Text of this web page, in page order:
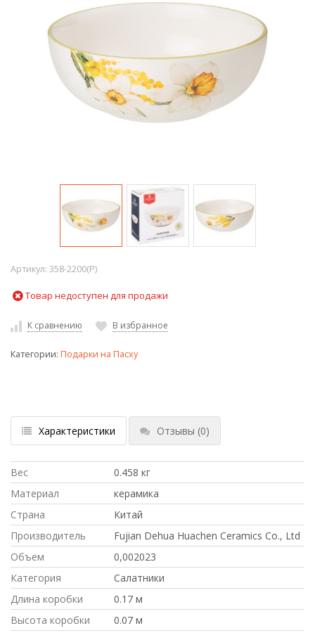
Артикул: 358-2200(P)
Товар недоступен для продажи
К сравнению В избранное
Категории: Подарки на Пасху
Характеристики Отзывы (0)
Вес
0.458 кг
Материал
керамика
Страна
Китай
Производитель
Fujian Dehua Huachen Ceramics Co., Ltd
Объем
0,002023
Категория
Салатники
Длина коробки
0.17 м
Высота коробки
0.07 м